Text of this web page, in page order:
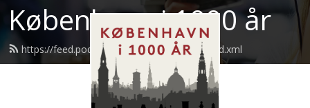
København i 1000 år
https://feed.podbean.com/kbhsmuseum/feed.xml